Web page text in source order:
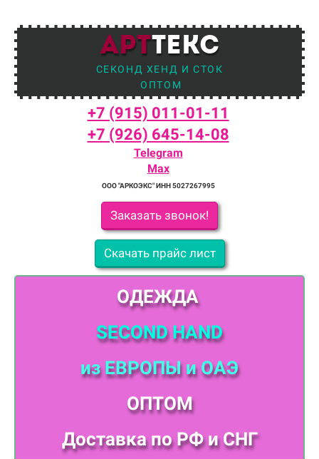
АРТТЕКС
СЕКОНД ХЕНД И СТОК
ОПТОМ
+7 (915) 011-01-11
+7 (926) 645-14-08
Telegram
Max
ООО "АРКОЭКС" ИНН 5027267995
Заказать звонок!
Скачать прайс лист
ОДЕЖДА
SECOND HAND
из ЕВРОПЫи ОАЭ
ОПТОМ
Доставка по РФ и СНГ